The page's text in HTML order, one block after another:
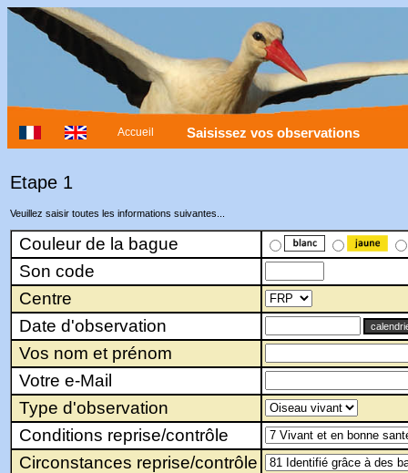
Accueil Saisissez vos observations
Etape 1
Veuillez saisir toutes les informations suivantes...
Couleur de la bague
Son code
Centre
Date d'observation
Vos nom et prénom
Votre e-Mail
Type d'observation
Conditions reprise/contrôle
Circonstances reprise/contrôle